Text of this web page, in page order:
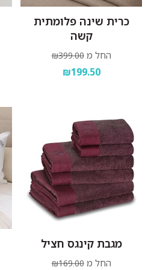
כרית שינה פלומתית
קשה
החל מ ₪399.00
₪199.50
מגבת קינגס חציל
החל מ ₪169.00